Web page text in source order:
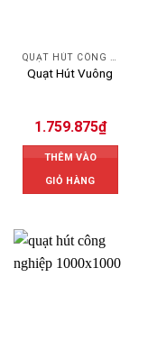
Quạt Hút Vuông
1.759.875₫
THÊM VÀO
GIỎ HÀNG